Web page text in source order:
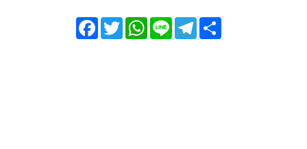
FacebookTwitterWhatsApp
Line Telegram